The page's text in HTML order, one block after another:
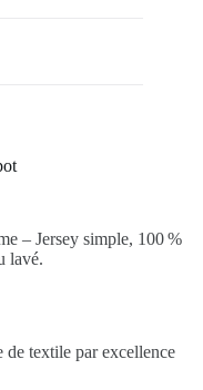
– Jersey simple, 100 %
lavé.
de textile par excellence